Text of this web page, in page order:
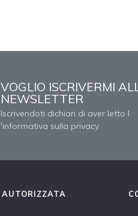
VOGLIO ISCRIVERMI
NEWSLETTER
Iscrivendoti dichiari di aver letto l
'informativa sulla privacy